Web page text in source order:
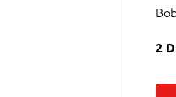
2